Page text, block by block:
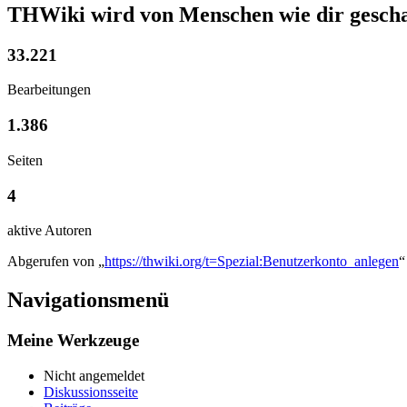
THWiki wird von Menschen wie dir
33.221
Bearbeitungen
1.386
Seiten
4
aktive Autoren
Abgerufen von „https://thwiki.org/t=Spezial:Benutzerkonto_anlegen“
Navigationsmenü
Meine Werkzeuge
Nicht angemeldet
Diskussionsseite